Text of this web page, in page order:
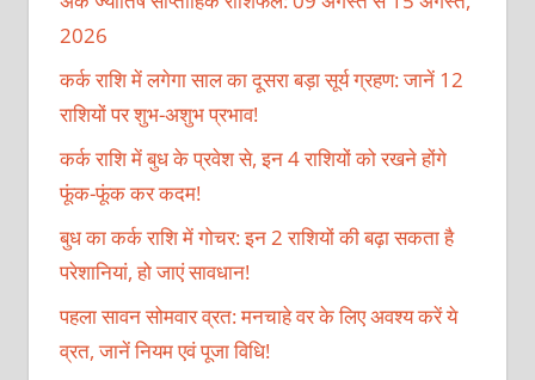
2026
कर्क राशि में लगेगा साल का दूसरा बड़ा सूर्य ग्रहण: जानें 12
राशियों पर शुभ-अशुभ प्रभाव!
कर्क राशि में बुध के प्रवेश से, इन 4 राशियों को रखने होंगे
फूंक-फूंक कर कदम!
बुध का कर्क राशि में गोचर: इन 2 राशियों की बढ़ा सकता है
परेशानियां, हो जाएं सावधान!
पहला सावन सोमवार व्रत: मनचाहे वर के लिए अवश्य करें ये
व्रत, जानें नियम एवं पूजा विधि!